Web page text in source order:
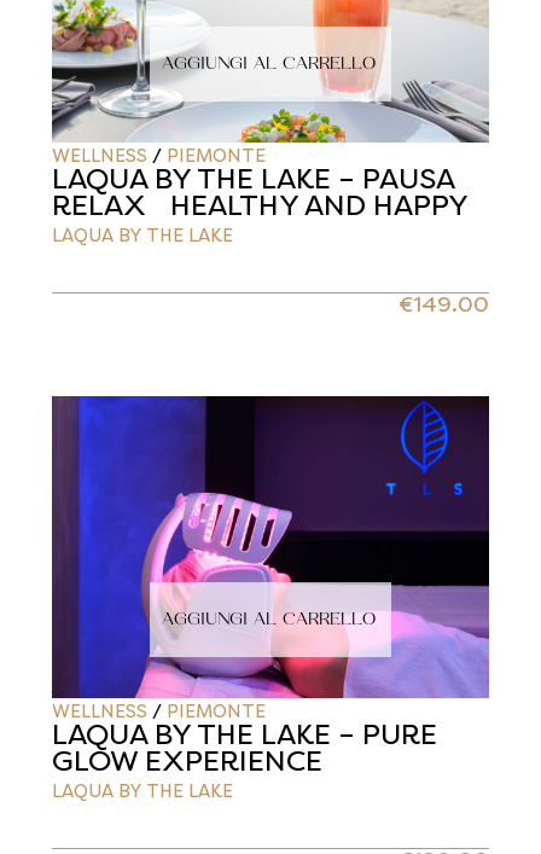
AGGIUNGI AL CARRELLO
WELLNESS / PIEMONTE
LAQUA BY THE LAKE – PAUSA
RELAX HEALTHY AND HAPPY
LAQUA BY THE LAKE
€149.00
AGGIUNGI AL CARRELLO
WELLNESS / PIEMONTE
LAQUA BY THE LAKE – PURE
GLOW EXPERIENCE
LAQUA BY THE LAKE